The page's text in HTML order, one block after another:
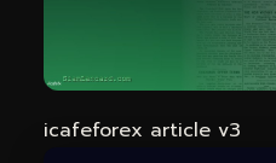
icafeforex article v3